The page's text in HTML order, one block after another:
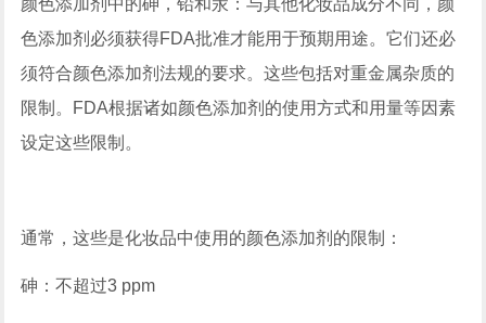
颜色添加剂中的砷，铅和汞：与其他化妆品成分不同，颜
色添加剂必须获得FDA批准才能用于预期用途。它们还必
须符合颜色添加剂法规的要求。这些包括对重金属杂质的
限制。FDA根据诸如颜色添加剂的使用方式和用量等因素
设定这些限制。
通常，这些是化妆品中使用的颜色添加剂的限制：
砷：不超过3 ppm